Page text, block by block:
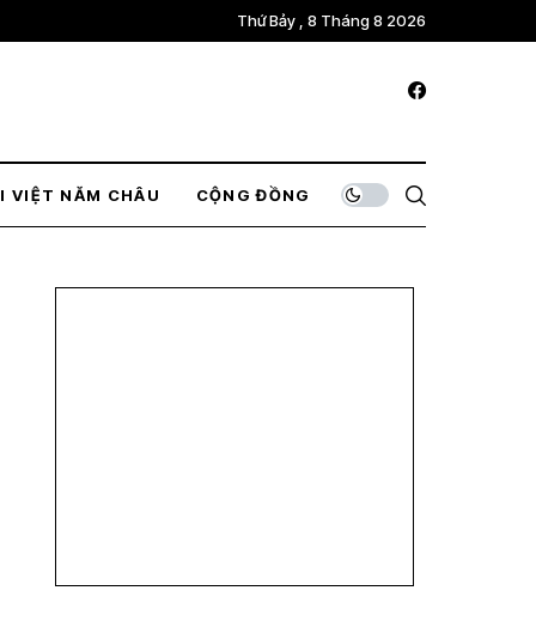
Thứ Bảy , 8 Tháng 8 2026
VIỆT NĂM CHÂU CỘNG ĐỒNG